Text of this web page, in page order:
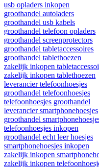
usb opladers inkopen
groothandel autoladers
groothandel usb kabels
groothandel telefoon opladers
groothandel screenprotectors
groothandel tabletaccessoires
groothandel tablethoezen
zakelijk inkopen
zakelijk inkopen tablethoezen
leverancier telefoonhoesjes
groothandel telefoonhoesjes
telefoonhoesjes groothandel
leverancier smartphonehoesjes
groothandel
telefoonhoesjes inkopen
groothandel echt leer hoesjes
smartphonehoesjes inkopen
zakelijk inkopen
zakelijk inkopen